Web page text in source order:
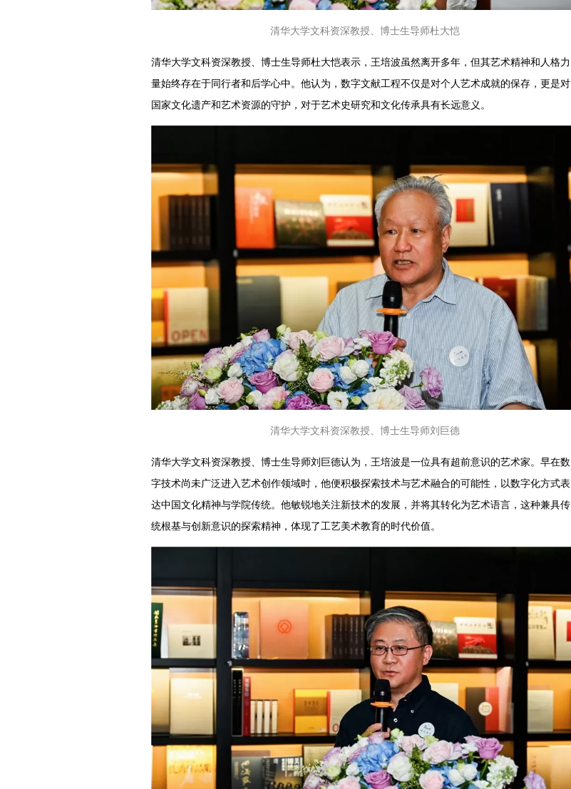
清华大学文科资深教授、博士生导师杜大恺
清华大学文科资深教授、博士生导师杜大恺表示，王培波虽然离开多年，但其艺术精神和人格力
量始终存在于同行者和后学心中。他认为，数字文献工程不仅是对个人艺术成就的保存，更是对
国家文化遗产和艺术资源的守护，对于艺术史研究和文化传承具有长远意义。
清华大学文科资深教授、博士生导师刘巨德
清华大学文科资深教授、博士生导师刘巨德认为，王培波是一位具有超前意识的艺术家。早在数
字技术尚未广泛进入艺术创作领域时，他便积极探索技术与艺术融合的可能性，以数字化方式表
达中国文化精神与学院传统。他敏锐地关注新技术的发展，并将其转化为艺术语言，这种兼具传
统根基与创新意识的探索精神，体现了工艺美术教育的时代价值。